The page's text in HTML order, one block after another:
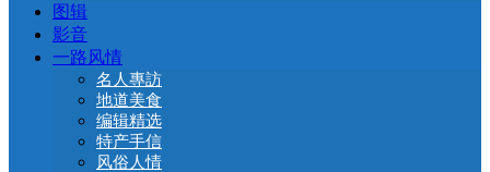
图辑
影音
一路风情
名人專訪
地道美食
编辑精选
特产手信
风俗人情